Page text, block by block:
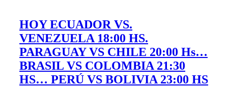
HOY ECUADOR VS.
VENEZUELA 18:00 HS.
PARAGUAY VS CHILE 20:00 Hs…
BRASIL VS COLOMBIA 21:30
HS… PERÚ VS BOLIVIA 23:00 HS